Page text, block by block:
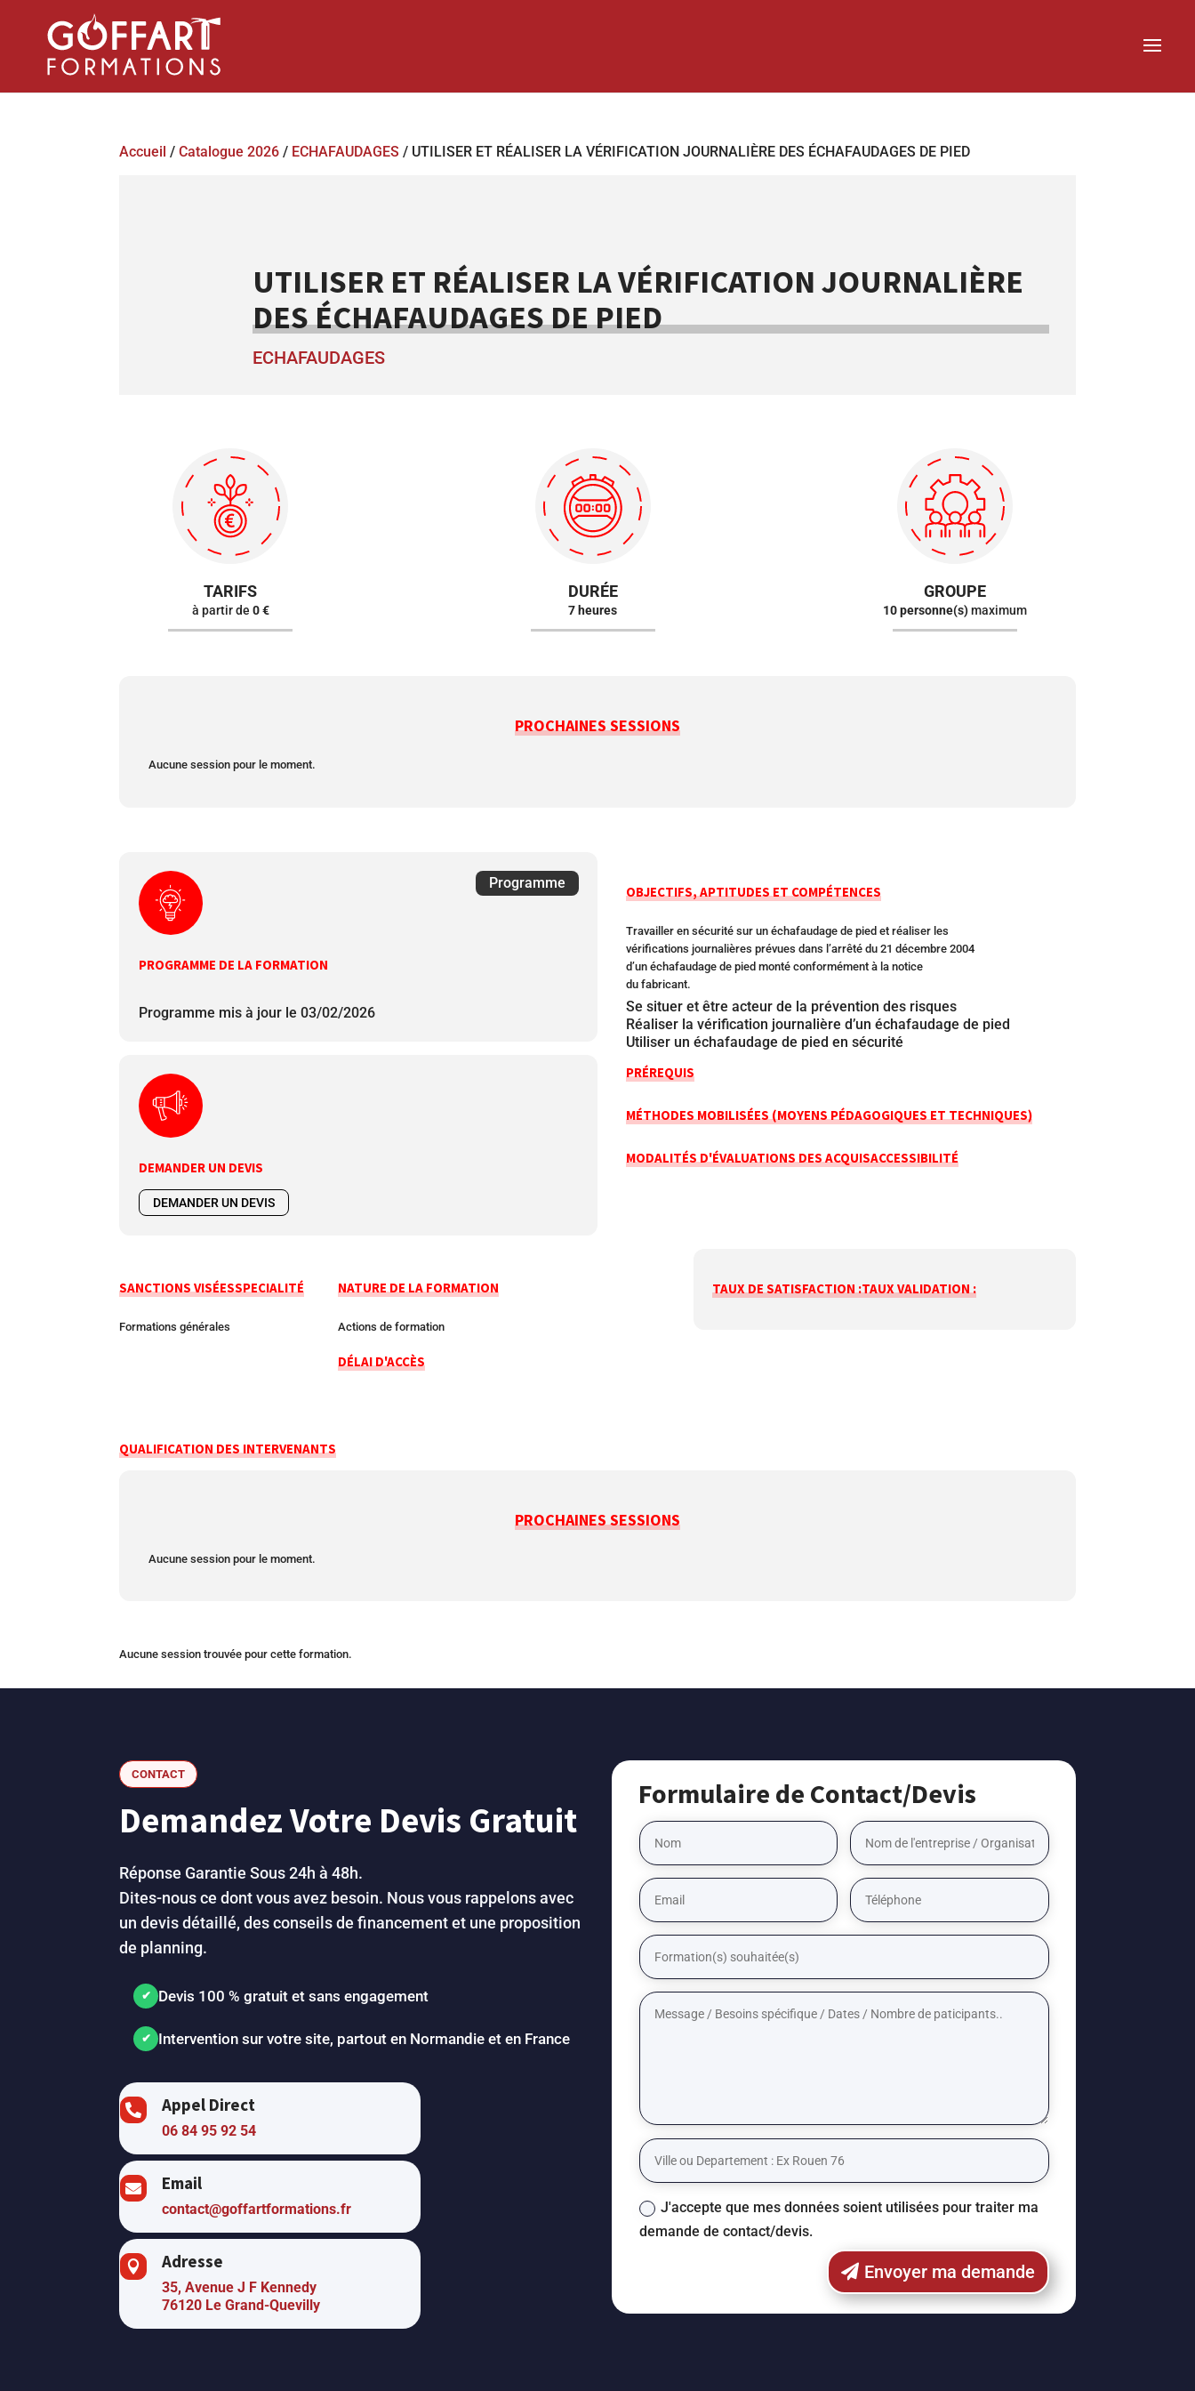
Accueil /Catalogue 2026 / ECHAFAUDAGES / UTILISER ET RÉALISER LA VÉRIFICATION JOURNALIÈRE DES ÉCHAFAUDAGES DE PIED
UTILISER ET RÉALISER LA VÉRIFICATION JOURNALIÈRE
DES ÉCHAFAUDAGES DE PIED
ECHAFAUDAGES
TARIFS
à partir de 0 €
DURÉE
7 heures
GROUPE
10 personne(s)maximum
PROCHAINES SESSIONS
Aucune session pour le moment.
Programme
PROGRAMME DE LA FORMATION
Programme mis à jour le 03/02/2026
OBJECTIFS, APTITUDES ET COMPÉTENCES
Travailler en sécurité sur un échafaudage de pied et réaliser les
vérifications journalières prévues dans l’arrêté du 21 décembre 2004
d’un échafaudage de pied monté conformément à la notice
du fabricant.
Se situer et être acteur de la prévention des risques
Réaliser la vérification journalière d’un échafaudage de pied
Utiliser un échafaudage de pied en sécurité
PRÉREQUIS
MÉTHODES MOBILISÉES (MOYENS PÉDAGOGIQUES ET TECHNIQUES)
MODALITÉS D'ÉVALUATIONS DES ACQUISACCESSIBILITÉ
DEMANDER UN DEVIS
DEMANDER UN DEVIS
SANCTIONS VISÉESSPECIALITÉ
Formations générales
NATURE DE LA FORMATION
Actions de formation
DÉLAI D'ACCÈS
TAUX DE SATISFACTION :TAUX VALIDATION :
QUALIFICATION DES INTERVENANTS
PROCHAINES SESSIONS
Aucune session pour le moment.
Aucune session trouvée pour cette formation.
CONTACT
Demandez Votre Devis Gratuit
Réponse Garantie Sous 24h à 48h.
Dites-nous ce dont vous avez besoin. Nous vous rappelons avec
un devis détaillé, des conseils de financement et une proposition
de planning.
Devis 100 % gratuit et sans engagement
Intervention sur votre site, partout en Normandie et en France
 Appel Direct
06 84 95 92 54
 Email
contact@goffartformations.fr
 Adresse
35, Avenue J F Kennedy
76120 Le Grand-Quevilly
Formulaire de Contact/Devis
J'accepte que mes données soient utilisées pour traiter ma
demande de contact/devis.
Envoyer ma demande